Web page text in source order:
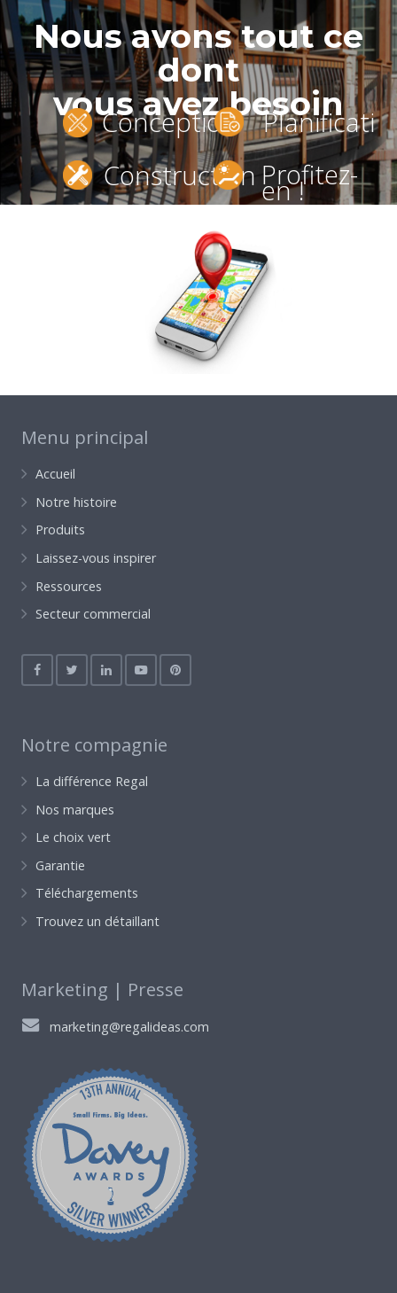
Nous avons tout ce
dont
vous avez besoin
Conception
Construction Profitez-
en !
Menu principal
Accueil
Notre histoire
Produits
Laissez-vous inspirer
Ressources
Secteur commercial
Notre compagnie
La différence Regal
Nos marques
Le choix vert
Garantie
Téléchargements
Trouvez un détaillant
Marketing | Presse
marketing@regalideas.com